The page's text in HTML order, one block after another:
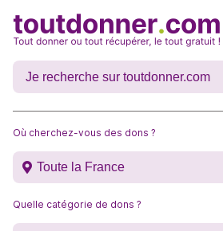
Où cherchez-vous des dons ?
Toute la France
Quelle catégorie de dons ?